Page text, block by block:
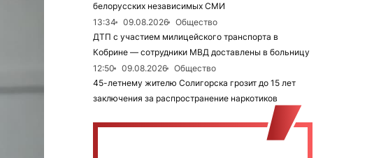
белорусских независимых СМИ
13:34
09.08.2026
Общество
ДТП с участием милицейского транспорта в
Кобрине — сотрудники МВД доставлены в больницу
12:50
09.08.2026
Общество
45-летнему жителю Солигорска грозит до 15 лет
заключения за распространение наркотиков